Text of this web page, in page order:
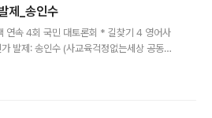
제_송인수
연속 4회 국민 대토론회 * 길찾기 4 영어사
발제: 송인수 (사교육걱정없는세상 공동대